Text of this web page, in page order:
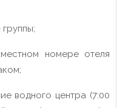
номере отеля
водного центра (7:00